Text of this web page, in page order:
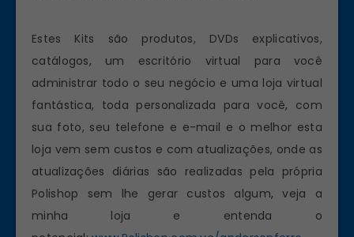
Estes Kits são produtos, DVDs explicativos,
catálogos, um escritório virtual para você
administrar todo o seu negócio e uma loja virtual
fantástica, toda personalizada para você, com
sua foto, seu telefone e e-mail e o melhor esta
loja vem sem custos e com atualizações, onde as
atualizações diárias são realizadas pela própria
Polishop sem lhe gerar custos algum, veja a
minha loja e entenda o